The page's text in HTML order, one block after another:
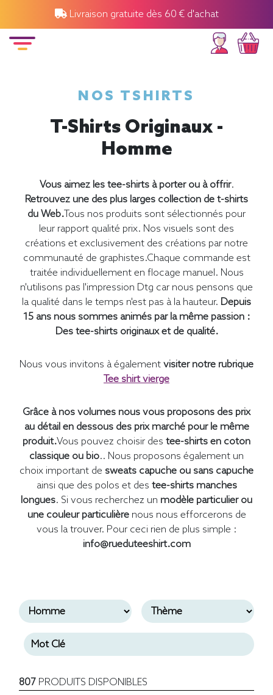
Livraison gratuite dès 60 € d'achat
NOS TSHIRTS
T-Shirts Originaux -
Homme
Vous aimez les tee-shirts à porter ou à offrir.
Retrouvez une des plus larges collection de t-shirts
du Web.Tous nos produits sont sélectionnés pour
leur rapport qualité prix. Nos visuels sont des
créations et exclusivement des créations par notre
communauté de graphistes.Chaque commande est
traitée individuellement en flocage manuel. Nous
n'utilisons pas l'impression Dtg car nous pensons que
la qualité dans le temps n'est pas à la hauteur. Depuis
15 ans nous sommes animés par la même passion :
Des tee-shirts originaux et de qualité.
Nous vous invitons à également visiter notre rubrique
Tee shirt vierge
Grâce à nos volumes nous vous proposons des prix
au détail en dessous des prix marché pour le même
produit.Vous pouvez choisir des tee-shirts en coton
classique ou bio.. Nous proposons également un
choix important de sweats capuche ou sans capuche
ainsi que des polos et des tee-shirts manches
longues. Si vous recherchez un modèle particulier ou
une couleur particulièrenous nous efforcerons de
vous la trouver. Pour ceci rien de plus simple :
info@rueduteeshirt.com
807 PRODUITS DISPONIBLES